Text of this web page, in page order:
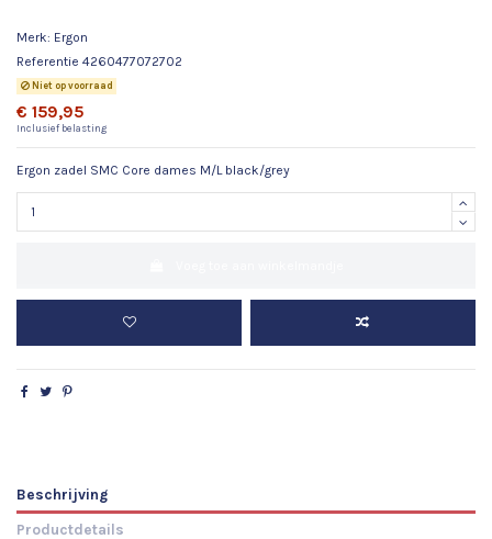
Merk: Ergon
Referentie 4260477072702
Niet op voorraad
€ 159,95
Inclusief belasting
Ergon zadel SMC Core dames M/L black/grey
Beschrijving
Productdetails